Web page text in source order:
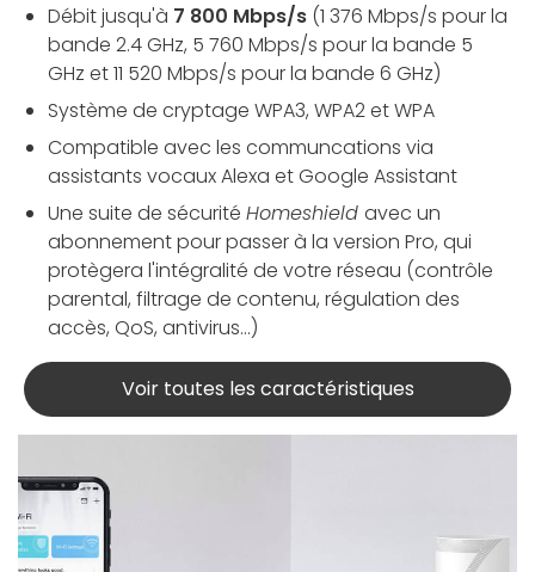
Débit jusqu'à 7 800 Mbps/s (1 376 Mbps/s pour la
bande 2.4 GHz, 5 760 Mbps/s pour la bande 5
GHz et 11 520 Mbps/s pour la bande 6 GHz)
Système de cryptage WPA3, WPA2 et WPA
Compatible avec les communcations via
assistants vocaux Alexa et Google Assistant
Une suite de sécurité Homeshield avec un
abonnement pour passer à la version Pro, qui
protègera l'intégralité de votre réseau (contrôle
parental, filtrage de contenu, régulation des
accès, QoS, antivirus…)
Voir toutes les caractéristiques